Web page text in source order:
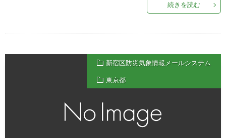
続きを読む
新宿区防災気象情報メールシステム
東京都